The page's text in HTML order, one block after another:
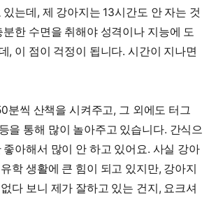
는데, 제 강아지는 13시간도 안 자는 것
분한 수면을 취해야 성격이나 지능에 도
, 이 점이 걱정이 됩니다. 시간이 지나면
분씩 산책을 시켜주고, 그 외에도 터그
을 통해 많이 놀아주고 있습니다. 간식으
좋아해서 많이 안 하고 있어요. 사실 강아
학 생활에 큰 힘이 되고 있지만, 강아지
다 보니 제가 잘하고 있는 건지, 요크셔